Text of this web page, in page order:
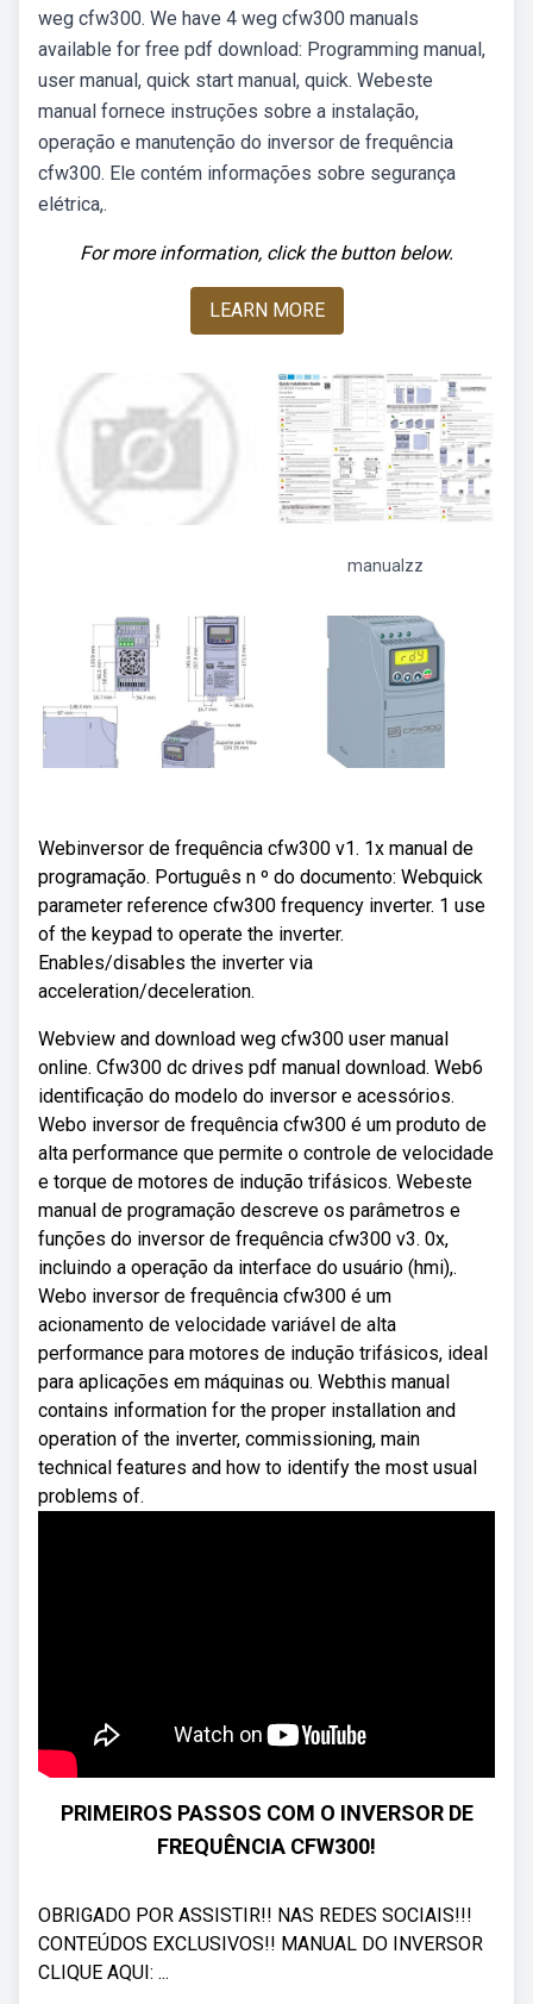
weg cfw300. We have 4 weg cfw300 manuals
available for free pdf download: Programming manual,
user manual, quick start manual, quick. Webeste
manual fornece instruções sobre a instalação,
operação e manutenção do inversor de frequência
cfw300. Ele contém informações sobre segurança
elétrica,.
For more information, click the button below.
LEARN MORE
manualzz
Webinversor de frequência cfw300 v1. 1x manual de
programação. Português n º do documento: Webquick
parameter reference cfw300 frequency inverter. 1 use
of the keypad to operate the inverter.
Enables/disables the inverter via
acceleration/deceleration.
Webview and download weg cfw300 user manual
online. Cfw300 dc drives pdf manual download. Web6
identificação do modelo do inversor e acessórios.
Webo inversor de frequência cfw300 é um produto de
alta performance que permite o controle de velocidade
e torque de motores de indução trifásicos. Webeste
manual de programação descreve os parâmetros e
funções do inversor de frequência cfw300 v3. 0x,
incluindo a operação da interface do usuário (hmi),.
Webo inversor de frequência cfw300 é um
acionamento de velocidade variável de alta
performance para motores de indução trifásicos, ideal
para aplicações em máquinas ou. Webthis manual
contains information for the proper installation and
operation of the inverter, commissioning, main
technical features and how to identify the most usual
problems of.
PRIMEIROS PASSOS COM O INVERSOR DE
FREQUÊNCIA CFW300!
OBRIGADO POR ASSISTIR!! NAS REDES SOCIAIS!!!
CONTEÚDOS EXCLUSIVOS!! MANUAL DO INVERSOR
CLIQUE AQUI: ...